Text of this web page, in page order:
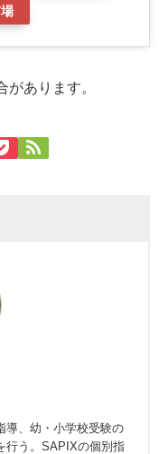
あります。
導、幼・小学校受験の
行う。SAPIXの個別指